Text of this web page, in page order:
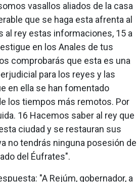
vasallos aliados de la casa
que se haga esta afrenta al
al rey estas informaciones, 15 a
en los Anales de tus
comprobarás que esta es una
para los reyes y las
en ella se han fomentado
los tiempos más remotos. Por
16 Hacemos saber al rey que
ciudad y se restauran sus
no tendrás ninguna posesión de
del Éufrates".
"A Rejúm, gobernador, a